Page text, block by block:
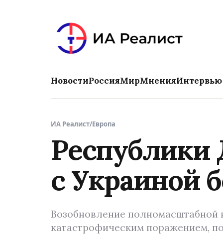
НовостиРоссияМирМненияИнтервью
ИА Реалист/Европа
Республики
с Украиной
Возобновление полномасштабной
катастрофическим поражением,